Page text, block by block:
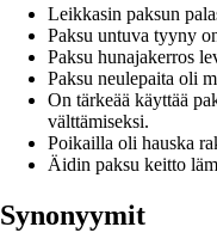
Leikkasin paksun
Paksu untuva tyyny
Paksu hunajakerros
Paksu neulepaita oli
On tärkeää käyttää
välttämiseksi.
Poikailla oli hauska
Äidin paksu keitto
Synonyymit